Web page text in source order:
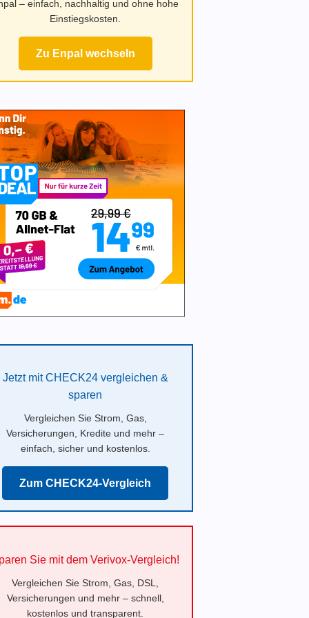
– einfach, nachhaltig und ohne hohe
Einstiegskosten.
Zu Enpal wechseln
Jetzt mit CHECK24 vergleichen &
sparen
Vergleichen Sie Strom, Gas,
Versicherungen, Kredite und mehr –
einfach, sicher und kostenlos.
Zum CHECK24-Vergleich
Sie mit dem Verivox-Vergleich!
Vergleichen Sie Strom, Gas, DSL,
Versicherungen und mehr – schnell,
kostenlos und transparent.